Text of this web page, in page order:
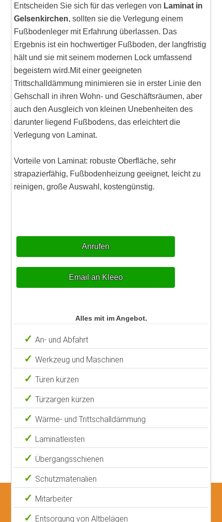
Entscheiden Sie sich für das verlegen von Laminat in
Gelsenkirchen, sollten sie die Verlegung einem
Fußbodenleger mit Erfahrung überlassen. Das
Ergebnis ist ein hochwertiger Fußboden, der langfristig
hält und sie mit seinem modernen Lock umfassend
begeistern wird.Mit einer geeigneten
Trittschalldämmung minimieren sie in erster Linie den
Gehschall in ihren Wohn- und Geschäftsräumen, aber
auch den Ausgleich von kleinen Unebenheiten des
darunter liegend Fußbodens, das erleichtert die
Verlegung von Laminat.
Vorteile von Laminat: robuste Oberfläche, sehr
strapazierfähig, Fußbodenheizung geeignet, leicht zu
reinigen, große Auswahl, kostengünstig.
Anrufen
Email an Kleeo
Alles mit im Angebot.
An- und Abfahrt
Werkzeug und Maschinen
Türen kürzen
Türzargen kürzen
Wärme- und Trittschalldämmung
Laminatleisten
Übergangsschienen
Schutzmaterialien
Mitarbeiter
Entsorgung von Altbelägen